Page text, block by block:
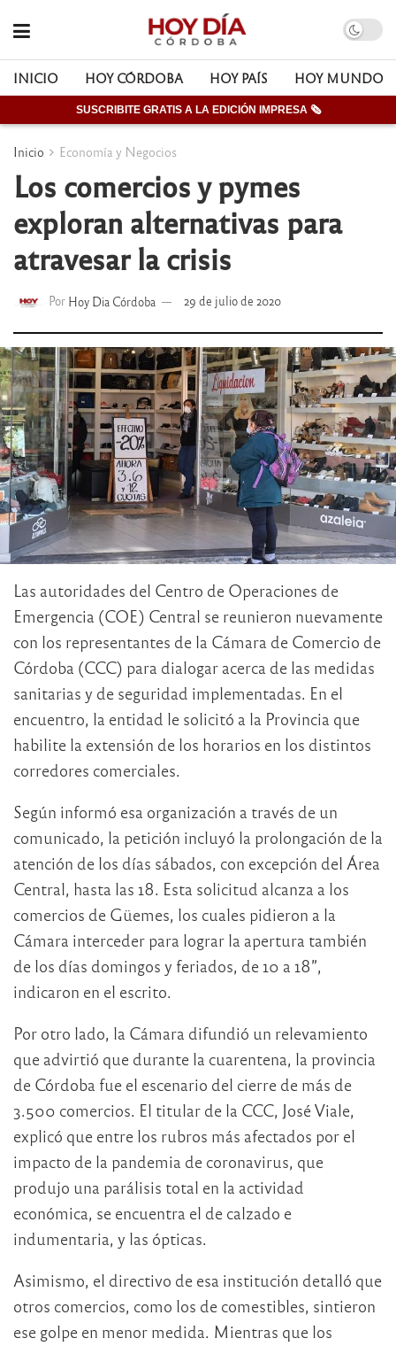
INICIO HOY CÓRDOBA HOY PAÍS HOY MUNDO
SUSCRIBITE GRATIS A LA EDICIÓN IMPRESA 🗞
Inicio Economía y Negocios
Los comercios y pymes
exploran alternativas para
atravesar la crisis
Por Hoy Dia Córdoba 29 de julio de 2020
Las autoridades del Centro de Operaciones de
Emergencia (COE) Central se reunieron nuevamente
con los representantes de la Cámara de Comercio de
Córdoba (CCC) para dialogar acerca de las medidas
sanitarias y de seguridad implementadas. En el
encuentro, la entidad le solicitó a la Provincia que
habilite la extensión de los horarios en los distintos
corredores comerciales.
Según informó esa organización a través de un
comunicado, la petición incluyó la prolongación de la
atención de los días sábados, con excepción del Área
Central, hasta las 18. Esta solicitud alcanza a los
comercios de Güemes, los cuales pidieron a la
Cámara interceder para lograr la apertura también
de los días domingos y feriados, de 10 a 18”,
indicaron en el escrito.
Por otro lado, la Cámara difundió un relevamiento
que advirtió que durante la cuarentena, la provincia
de Córdoba fue el escenario del cierre de más de
3.500 comercios. El titular de la CCC, José Viale,
explicó que entre los rubros más afectados por el
impacto de la pandemia de coronavirus, que
produjo una parálisis total en la actividad
económica, se encuentra el de calzado e
indumentaria, y las ópticas.
Asimismo, el directivo de esa institución detalló que
otros comercios, como los de comestibles, sintieron
ese golpe en menor medida. Mientras que los